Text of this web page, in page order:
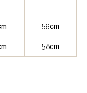
56cm
58cm